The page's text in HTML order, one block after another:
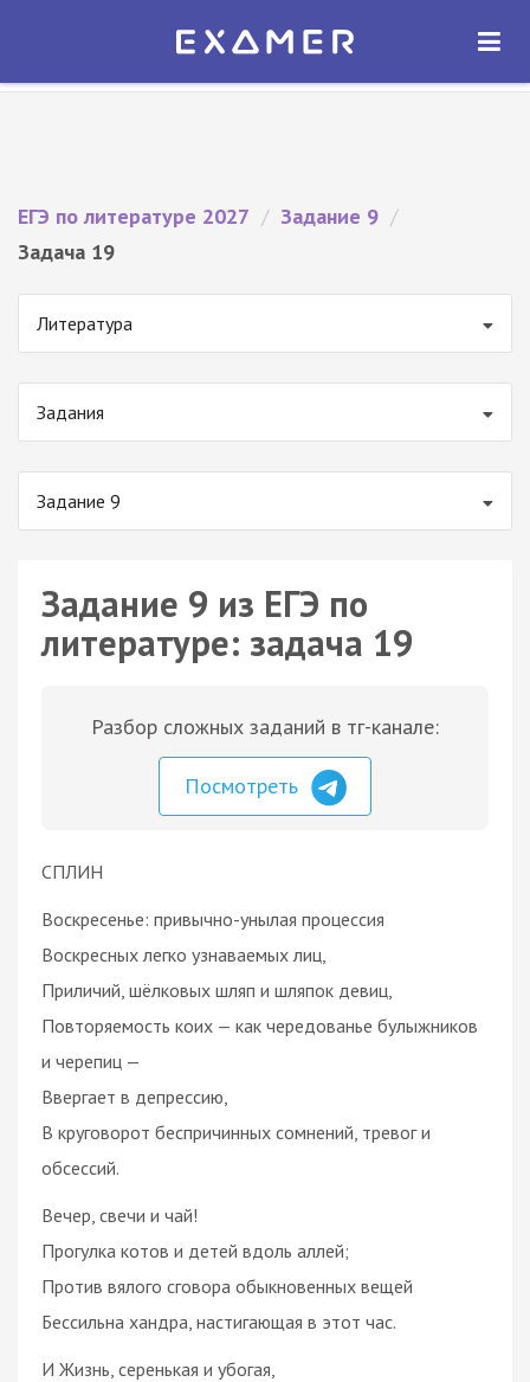
Экзамер — ЕГЭ 2027
ОТКРЫТЬ
ЕГЭ по литературе 2027 / Задание 9 /
Задача 19
Литература
Задания
Задание 9
Задание 9 из ЕГЭ по
литературе: задача 19
Разбор сложных заданий в тг-канале:
Посмотреть
СПЛИН
Воскресенье: привычно-унылая процессия
Воскресных легко узнаваемых лиц,
Приличий, шёлковых шляп и шляпок девиц,
Повторяемость коих — как чередованье булыжников
и черепиц —
Ввергает в депрессию,
В круговорот беспричинных сомнений, тревог и
обсессий.
Вечер, свечи и чай!
Прогулка котов и детей вдоль аллей;
Против вялого сговора обыкновенных вещей
Бессильна хандра, настигающая в этот час.
И Жизнь, серенькая и убогая,